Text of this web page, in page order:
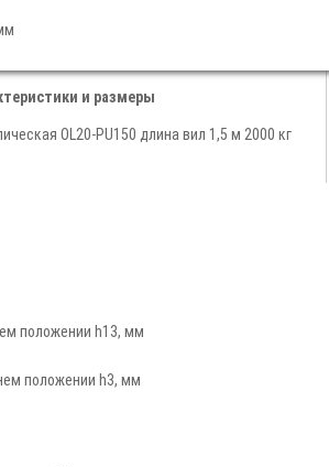
и размеры
положении h13, мм
положении h3, мм